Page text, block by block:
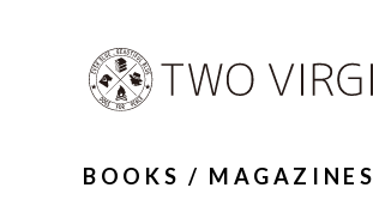
BOOKS / MAGAZINES